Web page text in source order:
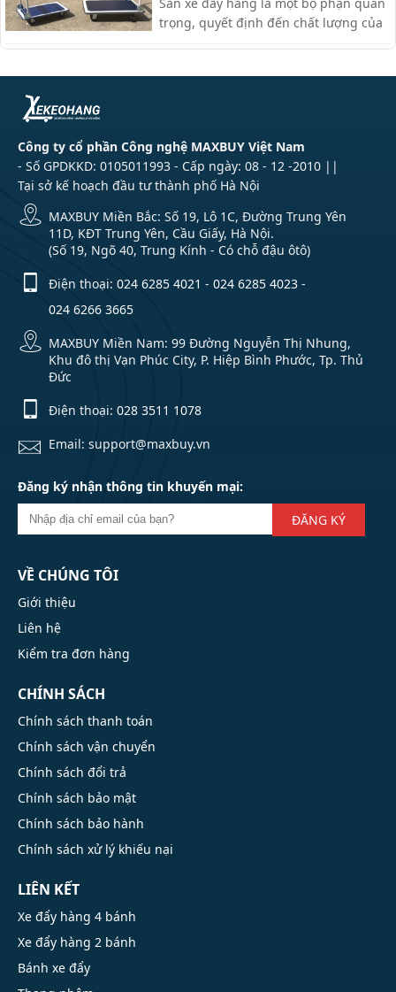
Sàn xe đẩy hàng là một bộ phận quan
trọng, quyết định đến chất lượng của
xe đẩy. Lựa chọn chất liệu phù hợp
ưng ý.
Công ty cổ phần Công nghệ MAXBUY Việt Nam
- Số GPDKKD: 0105011993 - Cấp ngày: 08 - 12 -2010 ||
Tại sở kế hoạch đầu tư thành phố Hà Nội
MAXBUY Miền Bắc: Số 19, Lô 1C, Đường Trung Yên
11D, KĐT Trung Yên, Cầu Giấy, Hà Nội.
(Số 19, Ngõ 40, Trung Kính - Có chỗ đậu ôtô)
Điện thoại: 024 6285 4021 - 024 6285 4023 -
024 6266 3665
MAXBUY Miền Nam: 99 Đường Nguyễn Thị Nhung,
Khu đô thị Vạn Phúc City, P. Hiệp Bình Phước, Tp. Thủ
Đức
Điện thoại: 028 3511 1078
Email: support@maxbuy.vn
Đăng ký nhận thông tin khuyến mại:
ĐĂNG KÝ
VỀ CHÚNG TÔI
Giới thiệu
Liên hệ
Kiểm tra đơn hàng
CHÍNH SÁCH
Chính sách thanh toán
Chính sách vận chuyển
Chính sách đổi trả
Chính sách bảo mật
Chính sách bảo hành
Chính sách xử lý khiếu nại
LIÊN KẾT
Xe đẩy hàng 4 bánh
Xe đẩy hàng 2 bánh
Bánh xe đẩy